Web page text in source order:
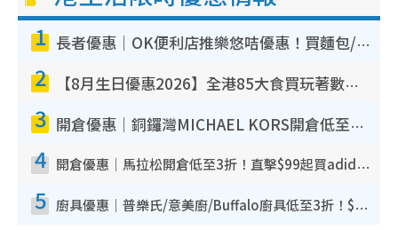
1 長者優惠｜OK便利店推樂悠咭優惠！買麵包/牛奶/保健品拍卡即減
2 【8月生日優惠2026】全港85大食買玩著數攻略 自助餐/火鍋放題同行免費＋誠品/DONKI送現金券
3 開倉優惠｜銅鑼灣MICHAEL KORS開倉低至17折！直擊$500起買手袋/銀包/鞋款 必買經典Jet Set系列
4 開倉優惠｜馬拉松開倉低至3折！直擊$99起買adidas／New Balance／Puma鞋款 STANLEY保溫杯劈價至$119起
5 廚具優惠｜普樂氏/意美廚/Buffalo廚具低至3折！$89起買煎鍋／炒鑊／個人鍋 同場小家電激減至$99起